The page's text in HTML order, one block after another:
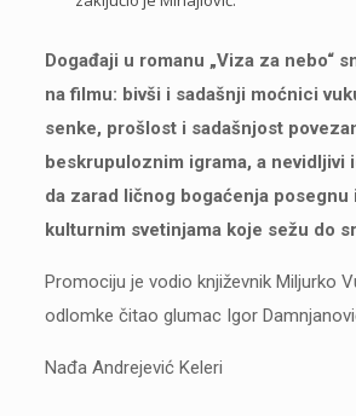
Događaji u romanu „Viza za nebo“
na filmu: bivši i sadašnji moćnici
senke, prošlost i sadašnjost
beskrupuloznim igrama, a nevidljivi
da zarad ličnog bogaćenja posegnu
kulturnim svetinjama koje sežu do
Promociju je vodio književnik Miljurko
odlomke čitao glumac Igor
Nađa Andrejević Keleri